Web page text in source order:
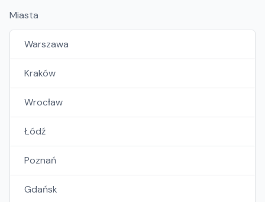
Miasta
Warszawa
Kraków
Wrocław
Łódź
Poznań
Gdańsk